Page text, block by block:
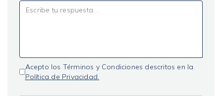
Acepto los Términos y Condiciones descritos en la
Política de Privacidad.